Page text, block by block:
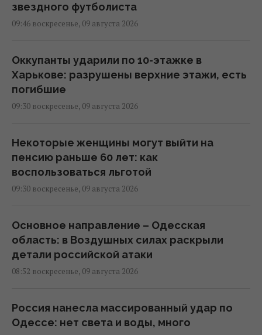
звездного футболиста
09:46 воскресенье, 09 августа 2026
Оккупанты ударили по 10-этажке в
Харькове: разрушены верхние этажи, есть
погибшие
09:30 воскресенье, 09 августа 2026
Некоторые женщины могут выйти на
пенсию раньше 60 лет: как
воспользоваться льготой
09:30 воскресенье, 09 августа 2026
Основное направление – Одесская
область: в Воздушных силах раскрыли
детали российской атаки
08:52 воскресенье, 09 августа 2026
Россия нанесла массированный удар по
Одессе: нет света и воды, много